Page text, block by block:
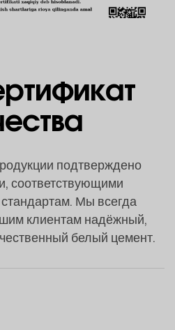
подтверждено
соответствующими
Мы всегда
клиентам надёжный,
белый цемент.